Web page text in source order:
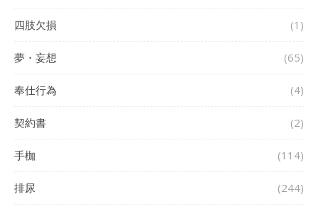
四肢欠損 (1)
夢・妄想 (65)
奉仕行為 (4)
契約書 (2)
手枷 (114)
排尿 (244)